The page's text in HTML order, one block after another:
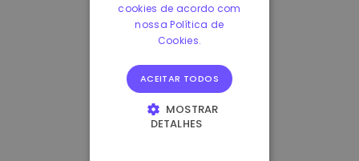
cookies de acordo com
nossa Política de
Cookies.
ACEITAR TODOS
MOSTRAR
DETALHES